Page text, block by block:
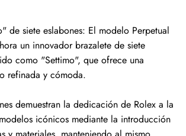
de siete eslabones: El modelo Perpetual
un innovador brazalete de siete
como "Settimo", que ofrece una
refinada y cómoda.
demuestran la dedicación de Rolex a la
icónicos mediante la introducción